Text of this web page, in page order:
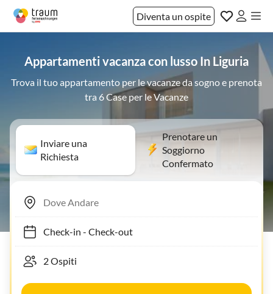
Diventa un ospite
Appartamenti vacanza con lusso In Liguria
Trova il tuo appartamento per le vacanze da sogno e prenota
tra 6 Case per le Vacanze
Inviare una
Richiesta
Prenotare un
Soggiorno
Confermato
Check-in- Check-out